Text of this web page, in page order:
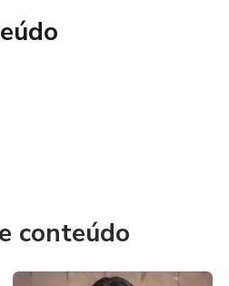
conteúdo